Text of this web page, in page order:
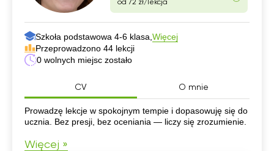
od 72 zł/lekcja
Szkoła podstawowa 4-6 klasa, Więcej
Przeprowadzono 44 lekcji
0 wolnych miejsc zostało
CV O mnie
CV
Prowadzę lekcje w spokojnym tempie i dopasowuję się do
ucznia. Bez presji, bez oceniania — liczy się zrozumienie.
Więcej »